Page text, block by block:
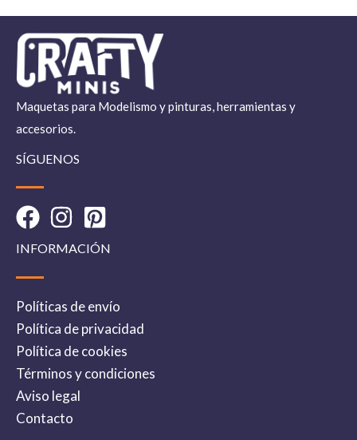
cuando completas las 6 unidades.
¿Model Color sirve para pincel y aerógrafo?
Vallejo Model Color está especialmente orientada al
trabajo a pincel. También puede usarse con aerógrafo
si se diluye
Pack 6: ideal para completar una paleta concreta,
reponer colores básicos o probar Model Color con una
añadir varios packs o elegir un formato mayor.
Puedes combinar estos packs con
Vallejo
sueltas,imprimaciones,barnices
pincelesy material de
Maquetas para Modelismo y pinturas, herramientas y
accesorios.
SÍGUENOS
INFORMACIÓN
Políticas de envío
Política de privacidad
Política de cookies
Términos y condiciones
Aviso legal
Contacto